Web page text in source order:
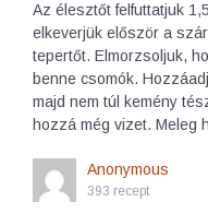
Az élesztőt felfuttatjuk
elkeverjük először a
tepertőt. Elmorzsoljuk,
benne csomók.
majd nem túl kemény
hozzá még vizet. Meleg
Anonymous
393 recept